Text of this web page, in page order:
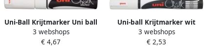
Uni-Ball Krijtmarker Uni ball
wit beitelvormige punt van
8 mm
3 webshops
€ 4,67
Uni-ball Krijtmarker wit
ronde punt van 1 8 2 5 mm
3 webshops
€ 2,53